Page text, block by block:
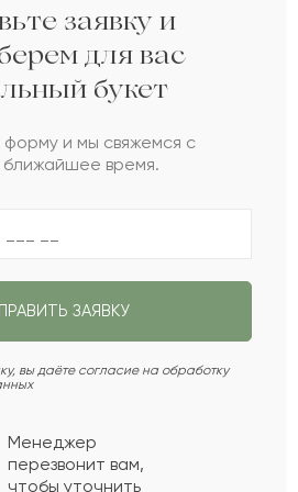
2022-06-05
2022-06-05
Показать еще
заявку и
для вас
букет
и мы свяжемся с
ближайшее время.
ЗАЯВКУ
вы даёте согласие на обработку
Менеджер
перезвонит вам,
чтобы уточнить